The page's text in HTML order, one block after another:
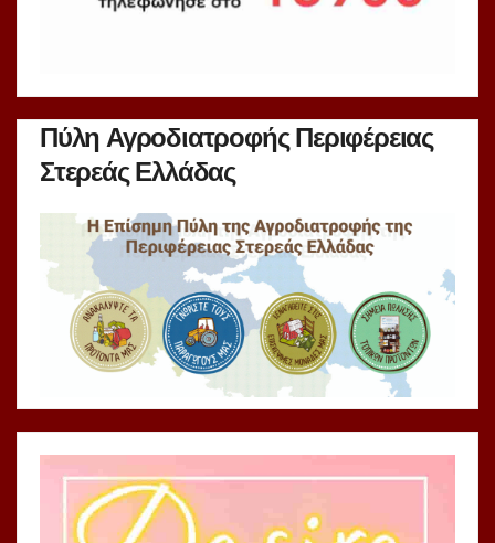
Πύλη Αγροδιατροφής Περιφέρειας
Στερεάς Ελλάδας